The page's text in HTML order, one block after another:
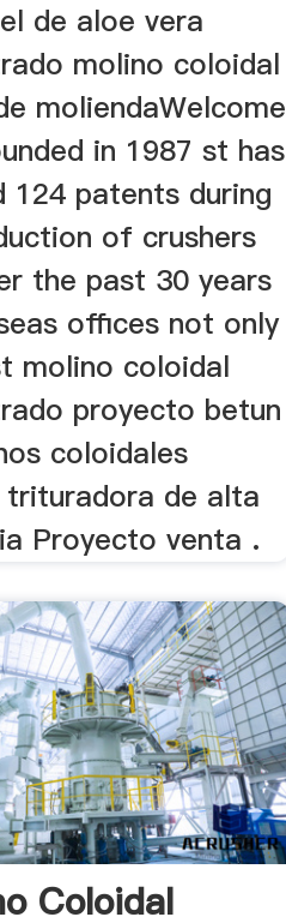
de aloe vera
molino coloidal
moliendaWelcome
in 1987 st has
124 patents during
of crushers
the past 30 years
offices not only
molino coloidal
proyecto betun
coloidales
trituradora de alta
Proyecto venta .
Coloidal